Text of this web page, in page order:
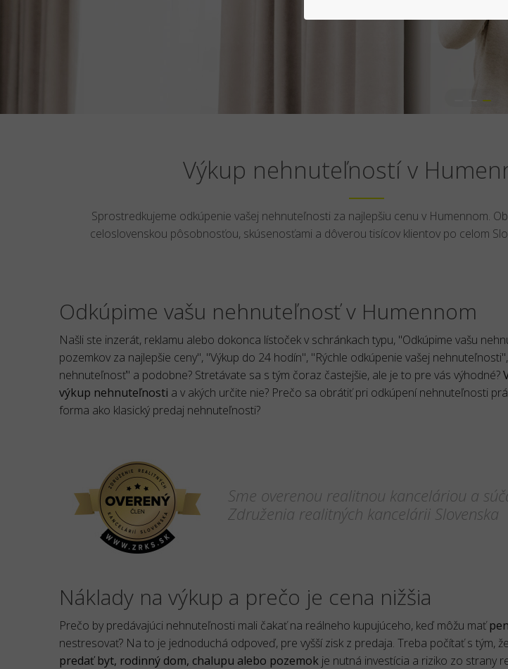
Výkup nehnuteľností v
Sprostredkujeme odkúpenie vašej nehnuteľnosti za najlepšiu cenu v Humennom.
celoslovenskou pôsobnosťou, skúsenosťami a dôverou tisícov klientov po celom
Odkúpime vašu nehnuteľnosť v Humennom
Našli ste inzerát, reklamu alebo dokonca lístoček v schránkach typu, "Odkúpime vašu
pozemkov za najlepšie ceny", "Výkup do 24 hodín", "Rýchle odkúpenie vašej
nehnuteľnosť" a podobne? Stretávate sa s tým čoraz častejšie, ale je to pre vás výhodné?
výkup nehnuteľnosti a v akých určite nie? Prečo sa obrátiť pri odkúpení nehnuteľnosti
forma ako klasický predaj nehnuteľnosti?
Sme overenou realitnou kanceláriou a
Združenia realitných kancelárii Slovenska
Náklady na výkup a prečo je cena nižšia
Prečo by predávajúci nehnuteľnosti mali čakať na reálneho kupujúceho, keď môžu mať
nestresovať? Na to je jednoduchá odpoveď, pre vyšší zisk z predaja. Treba počítať s tým,
predať byt, rodinný dom, chalupu alebo pozemokje nutná investícia a riziko zo strany